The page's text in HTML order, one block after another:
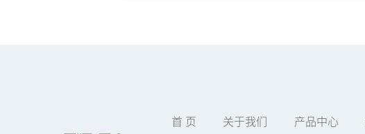
首 页 关于我们 产品中心